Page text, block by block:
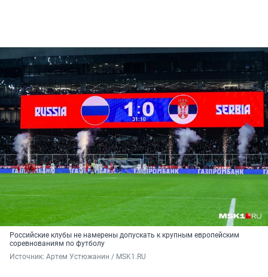
Российские клубы не намерены допускать к крупным европейским
соревнованиям по футболу
Источник: Артем Устюжанин / MSK1.RU